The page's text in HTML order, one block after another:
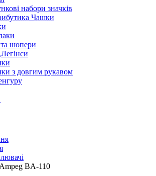
набори значків
Чашки
шопери
з довгим рукавом
BA-110